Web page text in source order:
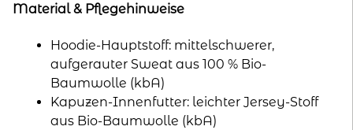
Material & Pflegehinweise
Hoodie-Hauptstoff: mittelschwerer,
aufgerauter Sweat aus 100 % Bio-
Baumwolle (kbA)
Kapuzen-Innenfutter: leichter Jersey-Stoff
aus Bio-Baumwolle (kbA)